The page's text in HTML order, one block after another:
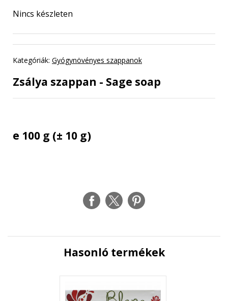
Nincs készleten
Kategóriák: Gyógynövényes szappanok
Zsálya szappan - Sage soap
e 100 g (± 10 g)
Hasonló termékek